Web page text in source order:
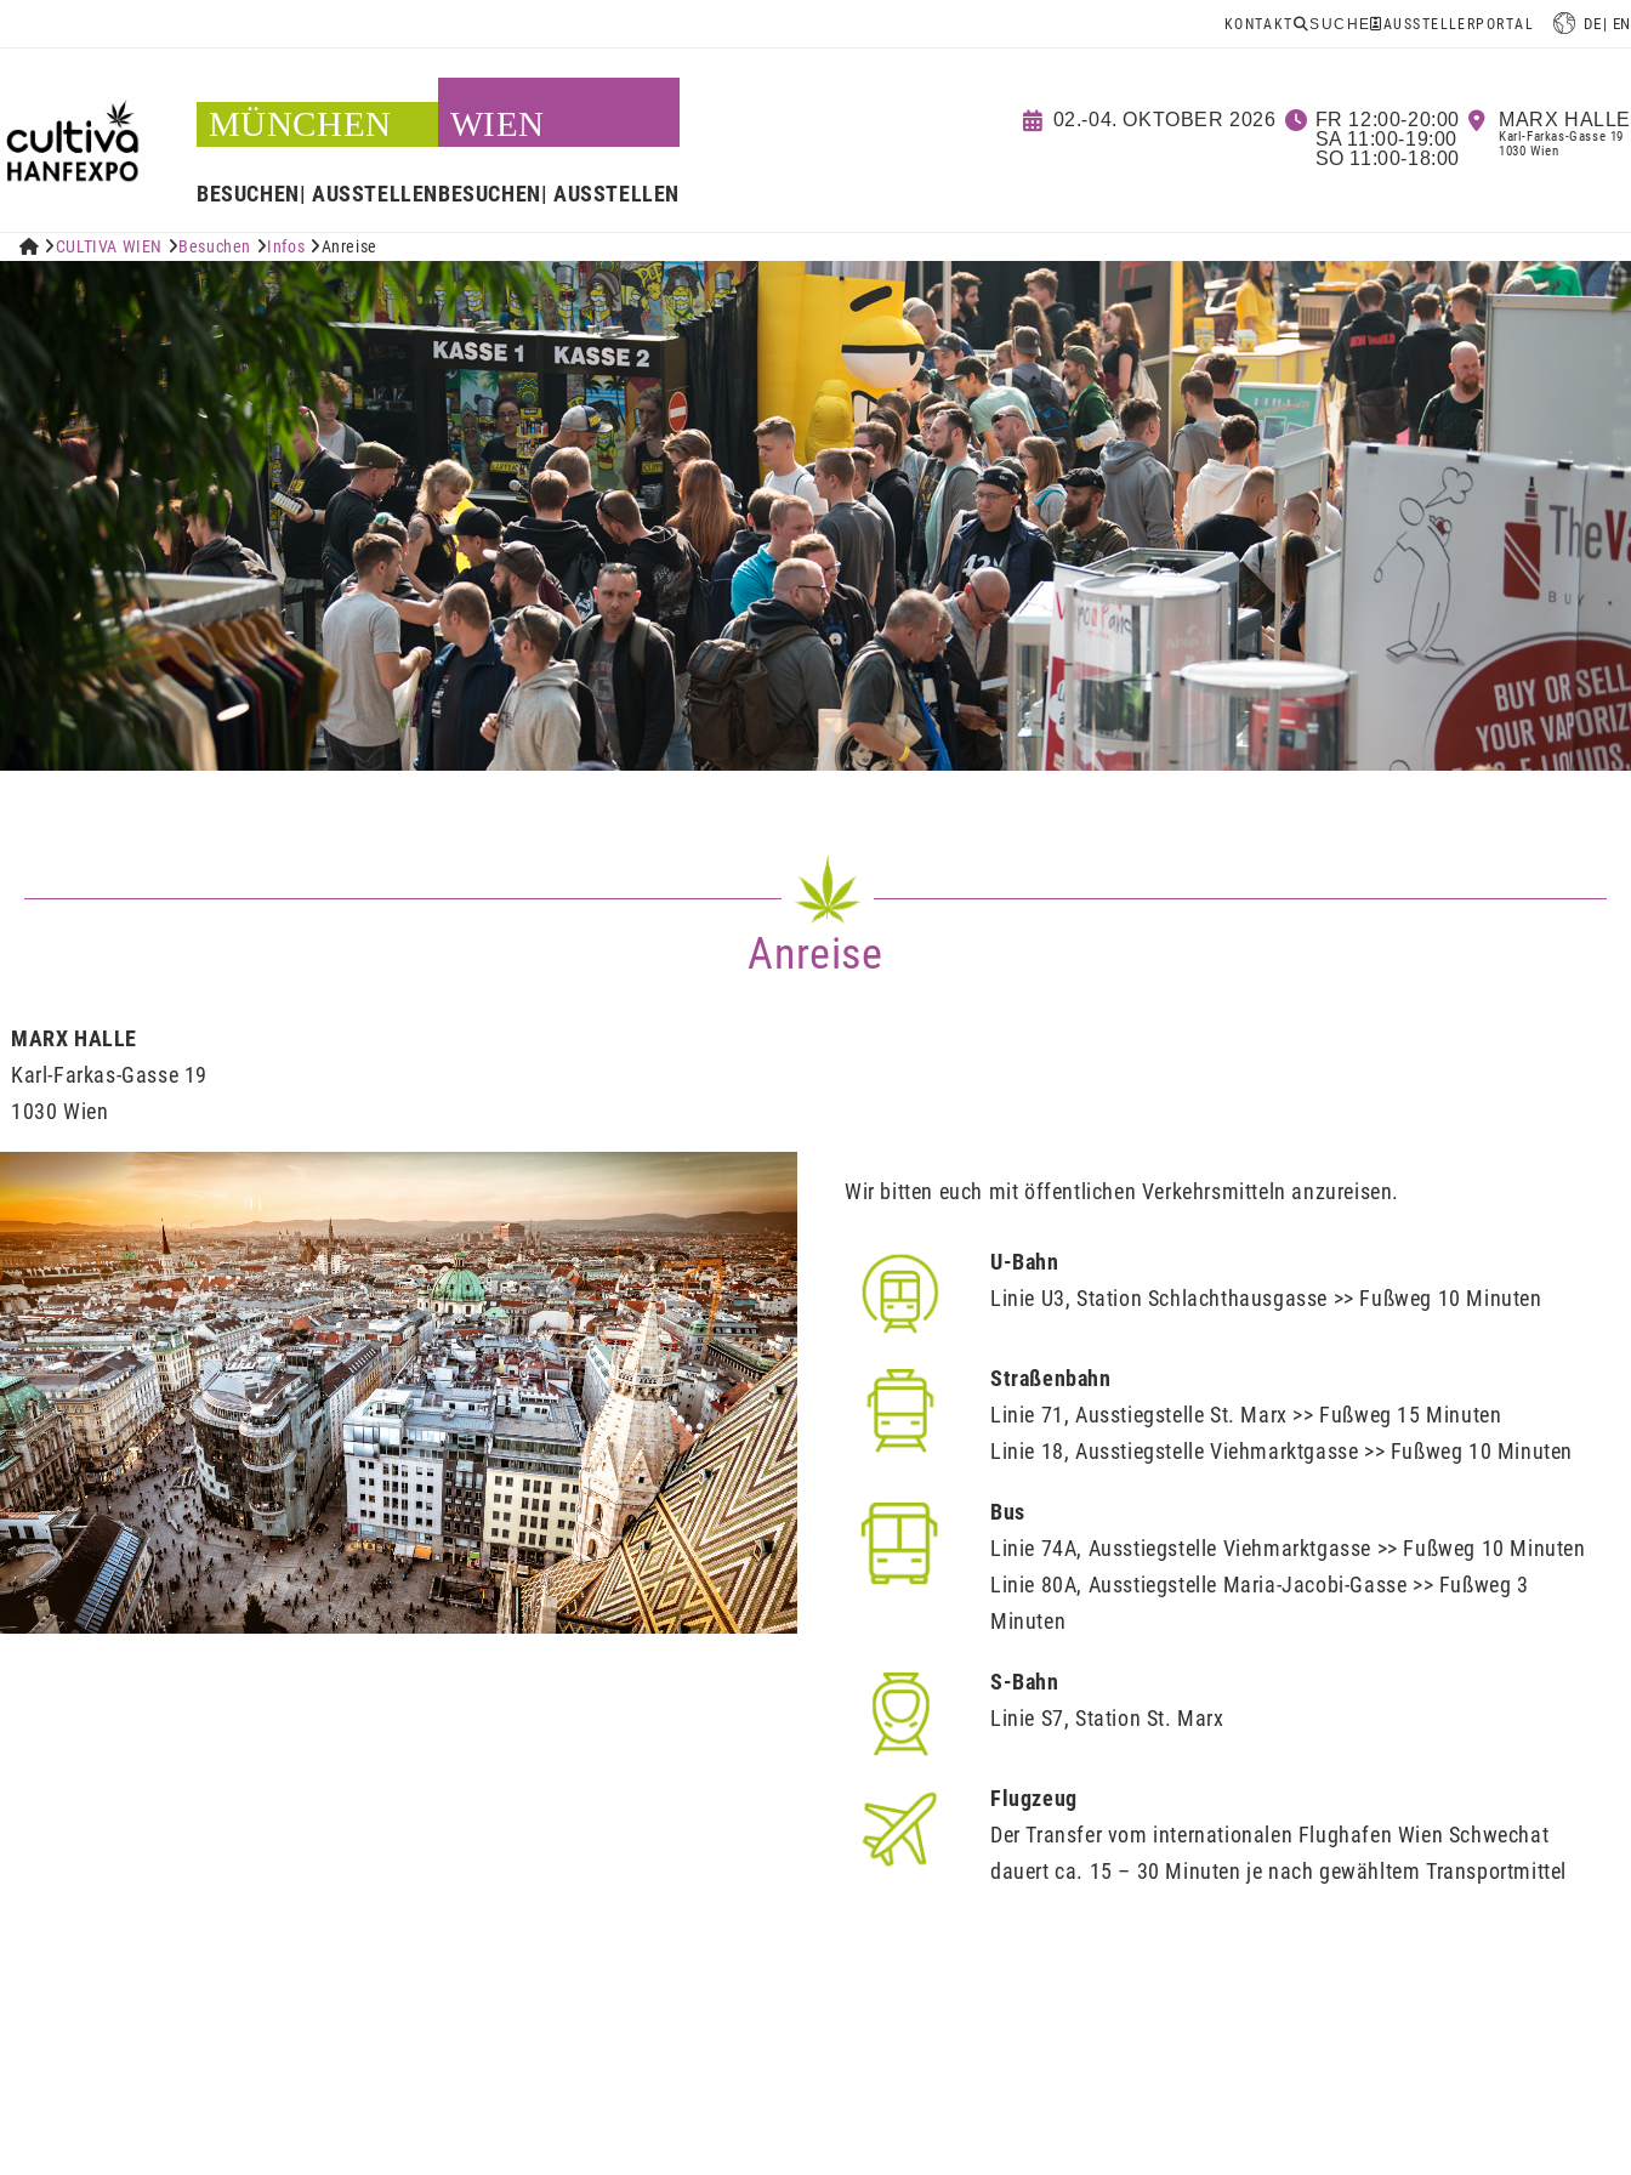
KONTAKT SUCHE AUSSTELLERPORTAL DE EN
MÜNCHEN
BESUCHEN AUSSTELLEN
WIEN
BESUCHEN AUSSTELLEN
02.-04. OKTOBER 2026
FR 12:00-20:00
SA 11:00-19:00
SO 11:00-18:00
MARX HALLE
Karl-Farkas-Gasse 19
1030 Wien
 CULTIVA WIEN Besuchen Infos Anreise
Anreise
MARX HALLE
Karl-Farkas-Gasse 19
1030 Wien
Wir bitten euch mit öffentlichen Verkehrsmitteln anzureisen.
U-Bahn
Linie U3, Station Schlachthausgasse >> Fußweg 10 Minuten
Straßenbahn
Linie 71, Ausstiegstelle St. Marx >> Fußweg 15 Minuten
Linie 18, Ausstiegstelle Viehmarktgasse >> Fußweg 10 Minuten
Bus
Linie 74A, Ausstiegstelle Viehmarktgasse >> Fußweg 10 Minuten
Linie 80A, Ausstiegstelle Maria-Jacobi-Gasse >> Fußweg 3
Minuten
S-Bahn
Linie S7, Station St. Marx
Flugzeug
Der Transfer vom internationalen Flughafen Wien Schwechat
dauert ca. 15 – 30 Minuten je nach gewähltem Transportmittel